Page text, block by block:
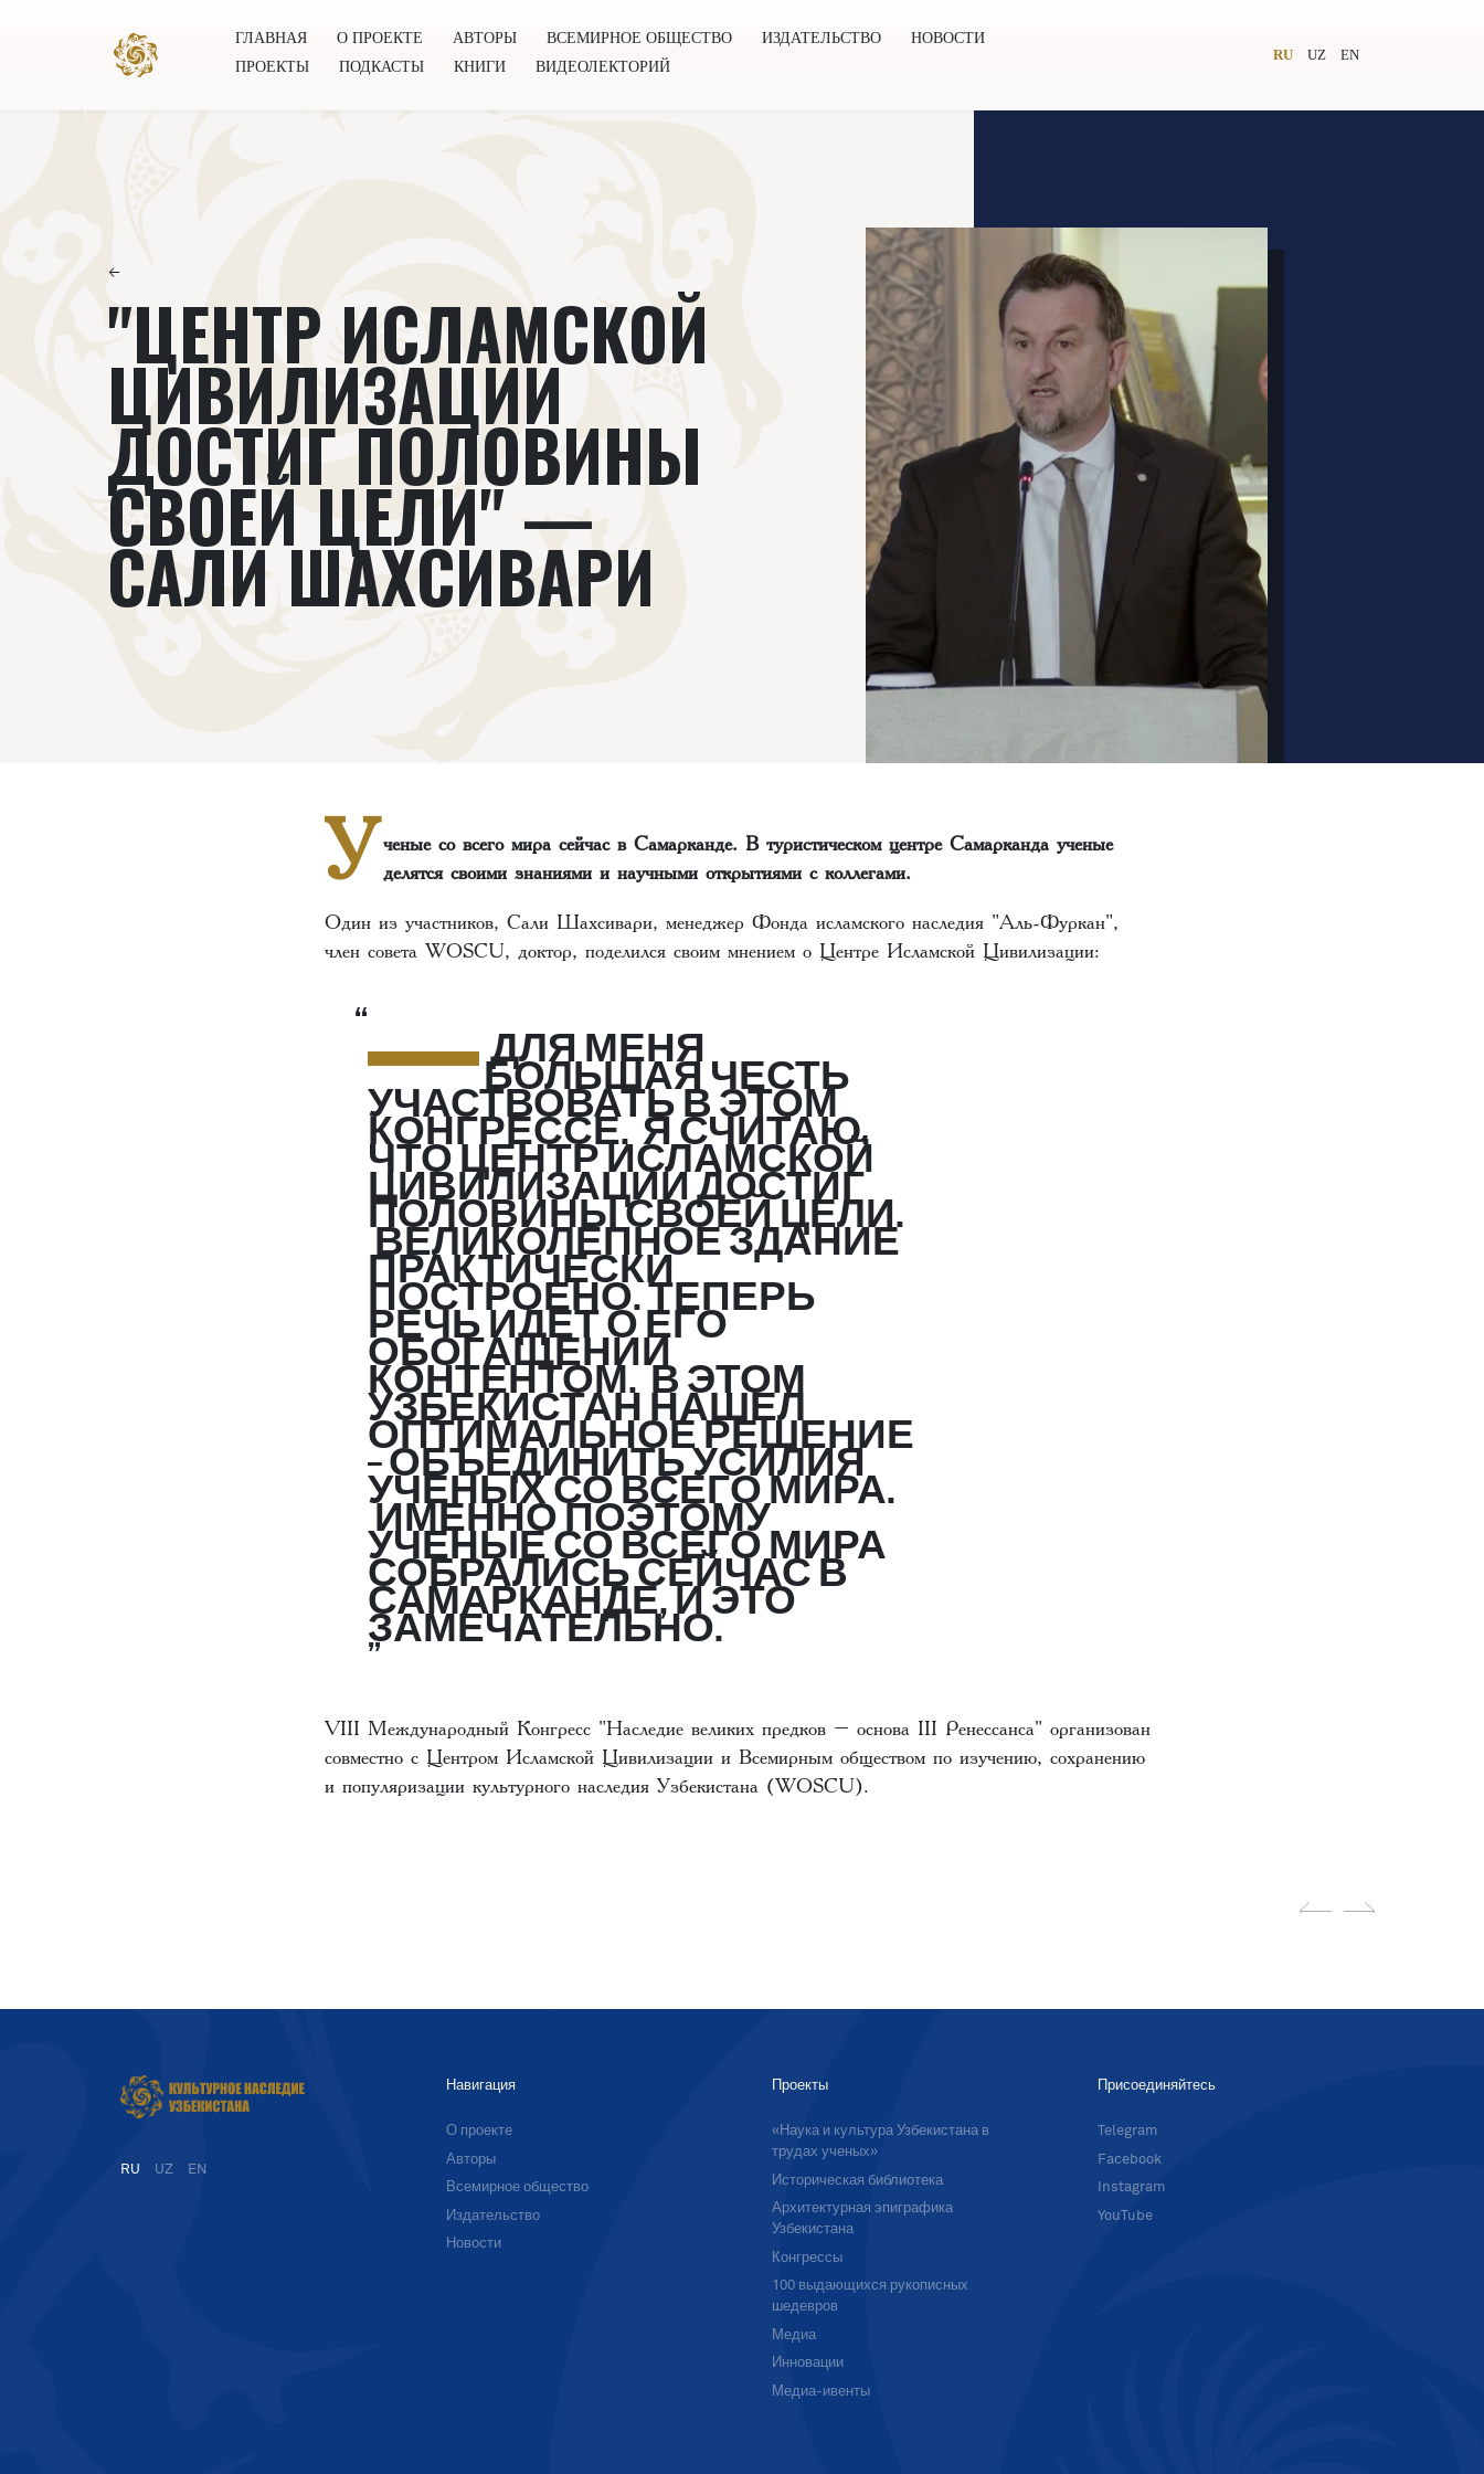
ГЛАВНАЯ О ПРОЕКТЕ АВТОРЫ ВСЕМИРНОЕ ОБЩЕСТВО ИЗДАТЕЛЬСТВО
НОВОСТИ
ПРОЕКТЫ
ПОДКАСТЫ КНИГИ ВИДЕОЛЕКТОРИЙ
RU UZ EN
←
"ЦЕНТР ИСЛАМСКОЙ
ЦИВИЛИЗАЦИИ
ДОСТИГ ПОЛОВИНЫ
СВОЕЙ ЦЕЛИ" —
САЛИ ШАХСИВАРИ
Ученые со всего мира сейчас в Самарканде. В туристическом центре Самарканда ученые
делятся своими знаниями и научными открытиями с коллегами.
Один из участников, Сали Шахсивари, менеджер Фонда исламского наследия "Аль-Фуркан",
член совета WOSCU, доктор, поделился своим мнением о Центре Исламской Цивилизации:
— ДЛЯ МЕНЯ
БОЛЬШАЯ ЧЕСТЬ
УЧАСТВОВАТЬ В ЭТОМ
КОНГРЕССЕ. Я СЧИТАЮ,
ЧТО ЦЕНТР ИСЛАМСКОЙ
ЦИВИЛИЗАЦИИ ДОСТИГ
ПОЛОВИНЫ СВОЕЙ ЦЕЛИ.
ВЕЛИКОЛЕПНОЕ ЗДАНИЕ
ПРАКТИЧЕСКИ
ПОСТРОЕНО. ТЕПЕРЬ
РЕЧЬ ИДЕТ О ЕГО
ОБОГАЩЕНИИ
КОНТЕНТОМ. В ЭТОМ
УЗБЕКИСТАН НАШЕЛ
ОПТИМАЛЬНОЕ РЕШЕНИЕ
– ОБЪЕДИНИТЬ УСИЛИЯ
УЧЕНЫХ СО ВСЕГО МИРА.
ИМЕННО ПОЭТОМУ
УЧЕНЫЕ СО ВСЕГО МИРА
СОБРАЛИСЬ СЕЙЧАС В
САМАРКАНДЕ, И ЭТО
ЗАМЕЧАТЕЛЬНО.
VIII Международный Конгресс "Наследие великих предков – основа III Ренессанса" организован
совместно с Центром Исламской Цивилизации и Всемирным обществом по изучению, сохранению
и популяризации культурного наследия Узбекистана (WOSCU).
RU UZ EN
Навигация
О проекте
Авторы
Всемирное общество
Издательство
Новости
Проекты
«Наука и культура Узбекистана в
трудах ученых»
Историческая библиотека
Архитектурная эпиграфика
Узбекистана
Конгрессы
100 выдающихся рукописных
шедевров
Медиа
Инновации
Медиа-ивенты
Присоединяйтесь
Telegram
Facebook
Instagram
YouTube